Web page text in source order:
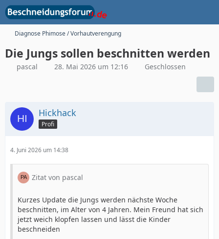
Diagnose Phimose / Vorhautverengung
Die Jungs sollen beschnitten werden
pascal 28. Mai 2026 um 12:16 Geschlossen
Hickhack
Profi
4. Juni 2026 um 14:38
Zitat von pascal
Kurzes Update die Jungs werden nächste Woche
beschnitten, im Alter von 4 Jahren. Mein Freund hat sich
jetzt weich klopfen lassen und lässt die Kinder
beschneiden